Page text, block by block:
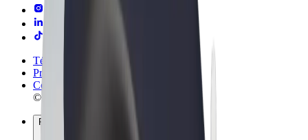
Términos y Condiciones
Privacidad
Cookies
© 2026 Bolt Technology OÜ
Productos